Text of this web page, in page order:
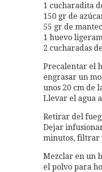
1 cucharadita
150 gr de
55 gr de
1 huevo
2 cucharadas
Precalentar el
engrasar un
unos 20 cm de
Llevar el agua
Retirar del
Dejar
minutos, filtrar
Mezclar en un
el polvo para